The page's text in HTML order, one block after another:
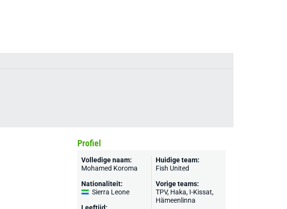
Profiel
Volledige naam:
Mohamed Koroma
Nationaliteit:
Sierra Leone
Huidige team:
Fish United
Vorige teams:
TPV, Haka, I-Kissat,
Hämeenlinna